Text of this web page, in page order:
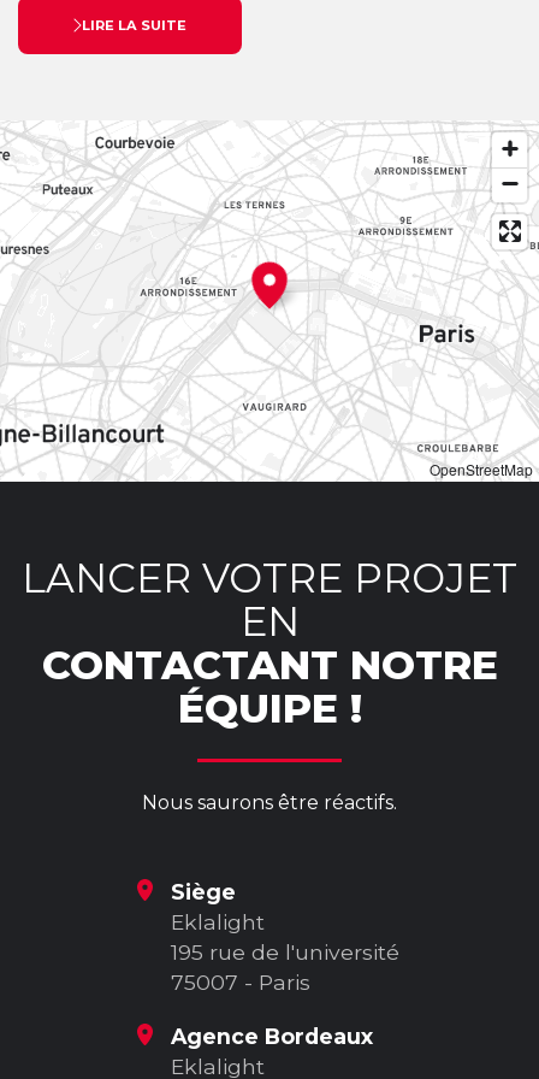
LIRE LA SUITE
OpenStreetMap
LANCER VOTRE PROJET
EN
CONTACTANT NOTRE
ÉQUIPE !
Nous saurons être réactifs.
Siège
Eklalight
195 rue de l'université
75007 - Paris
Agence Bordeaux
Eklalight